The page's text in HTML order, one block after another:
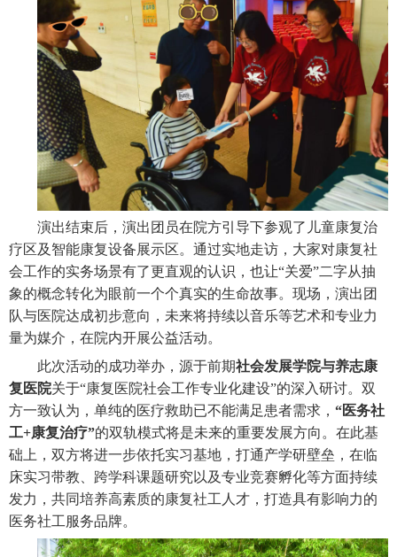
演出结束后，演出团员在院方引导下参观了儿童康复治
疗区及智能康复设备展示区。通过实地走访，大家对康复社
会工作的实务场景有了更直观的认识，也让“关爱”二字从抽
象的概念转化为眼前一个个真实的生命故事。 现场，演出团
队与医院达成初步意向，未来将持续以音乐等艺术和专业力
量为媒介，在院内开展公益活动。
此次活动的成功举办，源于前期社会发展学院与养志康
复医院关于“康复医院社会工作专业化建设”的深入研讨。双
方一致认为，单纯的医疗救助已不能满足患者需求， “医务社
工+康复治疗”的双轨模式将是未来的重要发展方向。在此基
础上，双方将进一步依托实习基地，打通产学研壁垒，在临
床实习带教、跨学科课题研究以及专业竞赛孵化等方面持续
发力，共同培养高素质的康复社工人才，打造具有影响力的
医务社工服务品牌。